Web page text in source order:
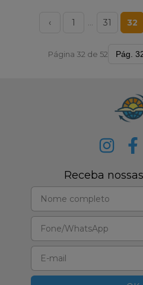
‹ 1 … 31 32
Página 32 de 52
Receba